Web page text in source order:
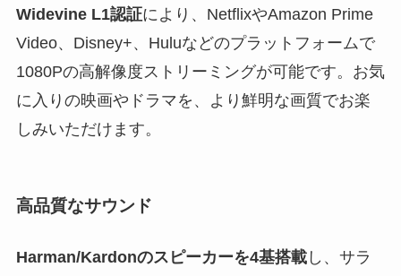
Widevine L1認証により、NetflixやAmazon Prime
Video、Disney+、Huluなどのプラットフォームで
1080Pの高解像度ストリーミングが可能です。お気
に入りの映画やドラマを、より鮮明な画質でお楽
しみいただけます。
高品質なサウンド
Harman/Kardonのスピーカーを4基搭載し、サラ